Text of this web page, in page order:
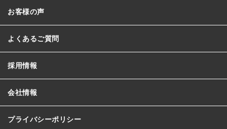
お客様の声
よくあるご質問
採用情報
会社情報
プライバシーポリシー